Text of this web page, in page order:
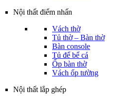
Nội thất điểm nhấn
Vách thờ
Tủ thờ – Bàn thờ
Bàn console
Tủ để bể cá
Ốp bàn thờ
Vách ốp tường
Nội thất lắp ghép